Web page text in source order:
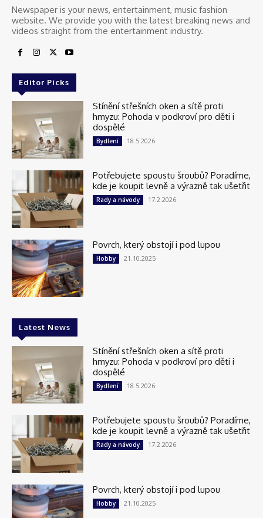
Newspaper is your news, entertainment, music fashion
website. We provide you with the latest breaking news and
videos straight from the entertainment industry.
Editor Picks
Stínění střešních oken a sítě proti
hmyzu: Pohoda v podkroví pro děti i
dospělé
Bydlení 18.5.2026
Potřebujete spoustu šroubů? Poradíme,
kde je koupit levně a výrazně tak ušetřit
Rady a návody 17.2.2026
Povrch, který obstojí i pod lupou
Hobby 21.10.2025
Latest News
Stínění střešních oken a sítě proti
hmyzu: Pohoda v podkroví pro děti i
dospělé
Bydlení 18.5.2026
Potřebujete spoustu šroubů? Poradíme,
kde je koupit levně a výrazně tak ušetřit
Rady a návody 17.2.2026
Povrch, který obstojí i pod lupou
Hobby 21.10.2025